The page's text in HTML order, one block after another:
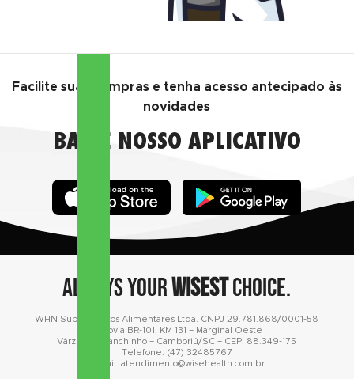
Facilite suas compras e tenha acesso antecipado às
novidades
BAIXE NOSSO APLICATIVO
Always yourwisestchoice.
WHN Suplementos Alimentares Ltda. CNPJ 29.781.868/0001-58
Rodovia BR-101 , KM 131 – Marginal Oeste
Várzea do Ranchinho – Camboriú/SC – CEP: 88.349-175
Telefone: (47) 32485767
E-mail: atendimento@wisehealth.com.br